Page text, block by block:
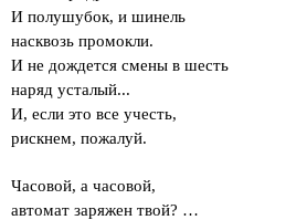
И полушубок, и шинель
насквозь промокли.
И не дождется смены в шесть
наряд усталый...
И, если это все учесть,
рискнем, пожалуй.
Часовой, а часовой,
автомат заряжен твой? …